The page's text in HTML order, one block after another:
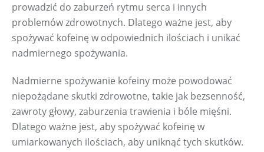
prowadzić do zaburzeń rytmu serca i innych
problemów zdrowotnych. Dlatego ważne jest, aby
spożywać kofeinę w odpowiednich ilościach i unikać
nadmiernego spożywania.
Nadmierne spożywanie kofeiny może powodować
niepożądane skutki zdrowotne, takie jak bezsenność,
zawroty głowy, zaburzenia trawienia i bóle mięśni.
Dlatego ważne jest, aby spożywać kofeinę w
umiarkowanych ilościach, aby uniknąć tych skutków.